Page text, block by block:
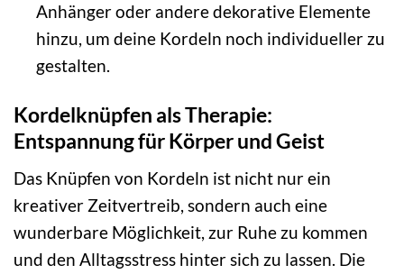
Anhänger oder andere dekorative Elemente
hinzu, um deine Kordeln noch individueller zu
gestalten.
Kordelknüpfen als Therapie:
Entspannung für Körper und Geist
Das Knüpfen von Kordeln ist nicht nur ein
kreativer Zeitvertreib, sondern auch eine
wunderbare Möglichkeit, zur Ruhe zu kommen
und den Alltagsstress hinter sich zu lassen. Die